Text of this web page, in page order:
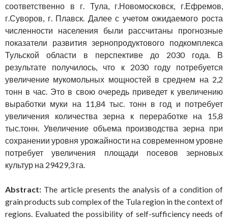
соответственно в г. Тула, г.Новомосковск, г.Ефремов,
г.Суворов, г. Плавск. Далее с учетом ожидаемого роста
численности населения были рассчитаны прогнозные
показатели развития зернопродуктового подкомплекса
Тульской области в перспективе до 2030 года. В
результате получилось, что к 2030 году потребуется
увеличение мукомольных мощностей в среднем на 2,2
тонн в час. Это в свою очередь приведет к увеличению
выработки муки на 11,84 тыс. тонн в год и потребует
увеличения количества зерна к переработке на 15,8
тыс.тонн. Увеличение объема производства зерна при
сохранении уровня урожайности на современном уровне
потребует увеличения площади посевов зерновых
культур на 29429,3 га.
Abstract: The article presents the analysis of a condition of
grain products sub complex of the Tula region in the context of
regions. Evaluated the possibility of self-sufficiency needs of